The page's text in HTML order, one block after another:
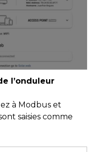
l’onduleur
à Modbus et
saisies comme